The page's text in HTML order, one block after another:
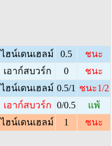
ไฮน์เดนเฮลม์ 0.5
ชนะ
เอาก์สบวร์ก 0
ชนะ
ไฮน์เดนเฮลม์ 0.5/1 ชนะ1/2
เอาก์สบวร์ก 0/0.5
แพ้
ไฮน์เดนเฮลม์ 1 ชนะ